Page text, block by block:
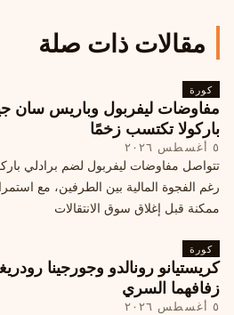
مقالات ذات صلة
كورة
مفاوضات ليفربول وباريس سان
باركولا تكتسب زخمًا
٥ أغسطس ٢٠٢٦
تتواصل مفاوضات ليفربول لضم برادلي
رغم الفجوة المالية بين الطرفين، مع
ممكنة قبل إغلاق سوق الانتقالات
كورة
زفافهما السري
٥ أغسطس ٢٠٢٦